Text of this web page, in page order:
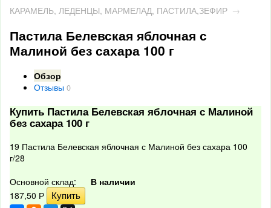
КАРАМЕЛЬ, ЛЕДЕНЦЫ, МАРМЕЛАД, ПАСТИЛА,ЗЕФИР →
Пастила Белевская яблочная с
Малиной без сахара 100 г
Обзор
Отзывы 0
Купить Пастила Белевская яблочная с Малиной
без сахара 100 г
19 Пастила Белевская яблочная с Малиной без сахара 100
г/28
Основной склад:
В наличии
187,50 Р